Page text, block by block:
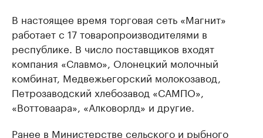
В настоящее время торговая сеть «Магнит»
работает с 17 товаропроизводителями в
республике. В число поставщиков входят
компания «Славмо», Олонецкий молочный
комбинат, Медвежьегорский молокозавод,
Петрозаводский хлебозавод «САМПО»,
«Воттоваара», «Алковорлд» и другие.
Ранее в Министерстве сельского и рыбного